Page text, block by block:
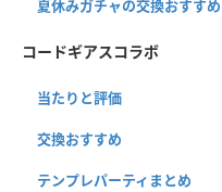
夏休みガチャの交換おすすめ
コードギアスコラボ
当たりと評価
交換おすすめ
テンプレパーティまとめ